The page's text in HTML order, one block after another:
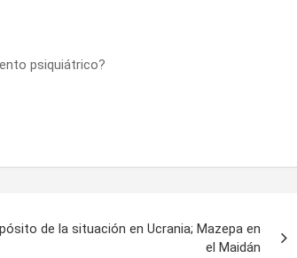
psiquiátrico?
de la situación en Ucrania; Mazepa en
el Maidán